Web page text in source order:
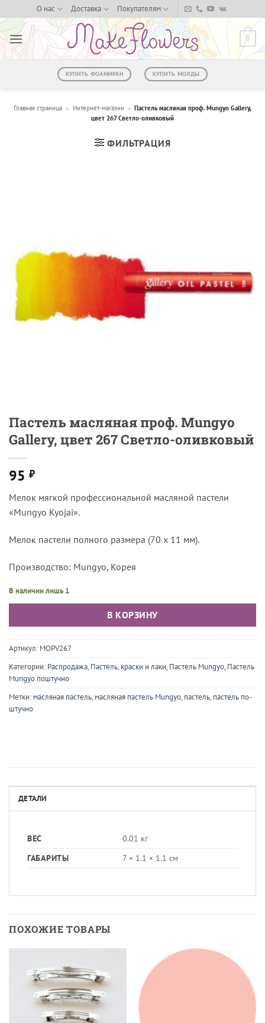
to
content
О нас Доставка Покупателям
0
КУПИТЬ ФОАМИРАН КУПИТЬ МОЛДЫ
Главная страница » Интернет-магазин » Пастель масляная проф. Mungyo Gallery,
цвет 267 Светло-оливковый
ФИЛЬТРАЦИЯ
Пастель масляная проф. Mungyo
Gallery, цвет 267 Светло-оливковый
95 ₽
Мелок мягкой профессиональной масляной пастели
«Mungyo Kyojai».
Мелок пастели полного размера (70 х 11 мм).
Производство: Mungyo, Корея
В наличии лишь 1
В КОРЗИНУ
Артикул: MOPV267
Категории: Распродажа, Пастель, краски и лаки, Пастель Mungyo, Пастель
Mungyo поштучно
Метки: масляная пастель, масляная пастель Mungyo, пастель, пастель по-
штучно
ДЕТАЛИ
ВЕС
0.01 кг
ГАБАРИТЫ
7 × 1.1 × 1.1 см
ПОХОЖИЕ ТОВАРЫ